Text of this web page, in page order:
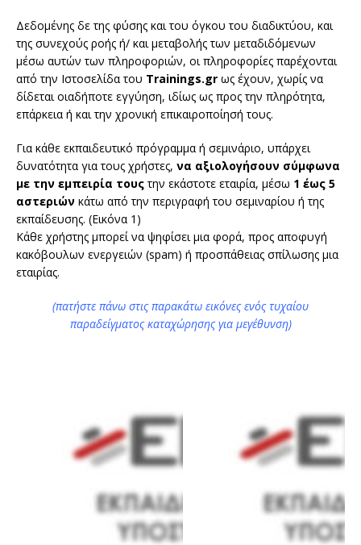
Δεδομένης δε της φύσης και του όγκου του διαδικτύου, και
της συνεχούς ροής ή/ και μεταβολής των μεταδιδόμενων
μέσω αυτών των πληροφοριών, οι πληροφορίες παρέχονται
από την Ιστοσελίδα του Trainings.gr ως έχουν, χωρίς να
δίδεται οιαδήποτε εγγύηση, ιδίως ως προς την πληρότητα,
επάρκεια ή και την χρονική επικαιροποίησή τους.
Για κάθε εκπαιδευτικό πρόγραμμα ή σεμινάριο, υπάρχει
δυνατότητα για τους χρήστες, να αξιολογήσουν σύμφωνα
με την εμπειρία τουςτην εκάστοτε εταιρία, μέσω 1 έως 5
αστεριών κάτω από την περιγραφή του σεμιναρίου ή της
εκπαίδευσης. (Εικόνα 1)
Κάθε χρήστης μπορεί να ψηφίσει μια φορά, προς αποφυγή
κακόβουλων ενεργειών (spam) ή προσπάθειας σπίλωσης μια
εταιρίας.
(πατήστε πάνω στις παρακάτω εικόνες ενός τυχαίου
παραδείγματος καταχώρησης για μεγέθυνση)